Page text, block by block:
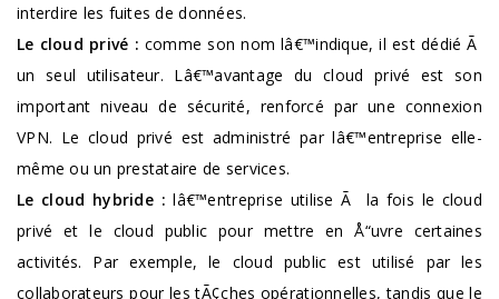
interdire les fuites de données.
Le cloud privé : comme son nom lâ€™indique, il est dédié Ã
un seul utilisateur. Lâ€™avantage du cloud privé est son
important niveau de sécurité, renforcé par une connexion
VPN. Le cloud privé est administré par lâ€™entreprise elle-
même ou un prestataire de services.
Le cloud hybride :lâ€™entreprise utilise Ã la fois le cloud
privé et le cloud public pour mettre en Å“uvre certaines
activités. Par exemple, le cloud public est utilisé par les
collaborateurs pour les tÃ¢ches opérationnelles, tandis que le